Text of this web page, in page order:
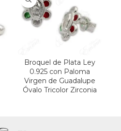
Broquel de Plata Ley
0.925 con Paloma
Virgen de Guadalupe
Óvalo Tricolor Zirconia